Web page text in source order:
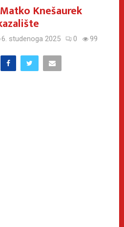
Knešaurek
6. studenoga 2025 0 99